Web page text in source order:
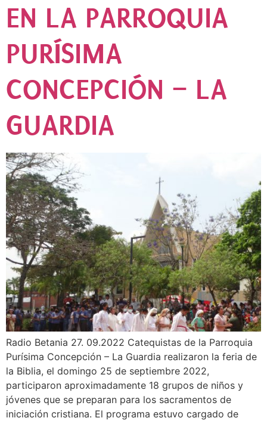
EN LA PARROQUIA
PURÍSIMA
CONCEPCIÓN – LA
GUARDIA
Radio Betania 27. 09.2022 Catequistas de la Parroquia
Purísima Concepción – La Guardia realizaron la feria de
la Biblia, el domingo 25 de septiembre 2022,
participaron aproximadamente 18 grupos de niños y
jóvenes que se preparan para los sacramentos de
iniciación cristiana. El programa estuvo cargado de